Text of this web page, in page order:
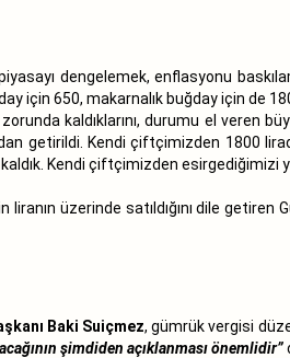
dengelemek, enflasyonu
için 650, makarnalık buğday için de
kaldıklarını, durumu el veren
getirildi. Kendi çiftçimizden 1800
Kendi çiftçimizden esirgediğimizi
üzerinde satıldığını dile
Baki Suiçmez, gümrük vergisi
şimdiden açıklanması önemlidir”